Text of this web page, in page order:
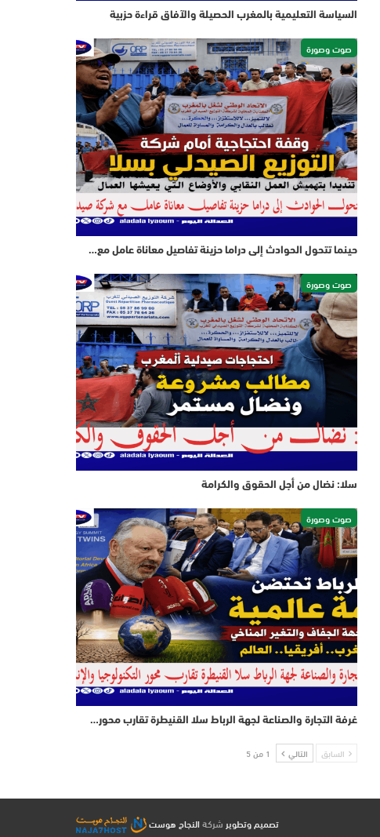
السياسة التعليمية بالمغرب الحصيلة والآفاق قراءة حزبية
صوت وصورة
حينما تتحول الحوادث إلى دراما حزينة تفاصيل معاناة عامل مع…
صوت وصورة
سلا: نضال من أجل الحقوق والكرامة
صوت وصورة
غرفة التجارة والصناعة لجهة الرباط سلا القنيطرة تقارب محور…
السابق التالي 1 من 5
تصميم وتطوير شركةالنجاح هوست